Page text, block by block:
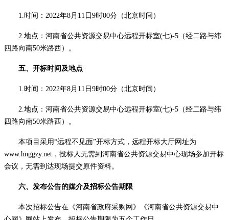
1.时间：2022年8月 11 日 9时00分（北京时间）
2.地点：河南省公共资源交易中心远程开标室(七)-5（经二路与纬
四路向南50米路西 ）。
五、开标时间及地点
1.时间：2022年8月 11 日 9时00分（北京时间）
2.地点：河南省公共资源交易中心远程开标室(七)-5（经二路与纬
四路向南50米路西 ）。
本项目采用“远程不见面”开标方式，远程开标大厅网址为
www.hnggzy.net ，投标人无需到河南省公共资源交易中心现场参加开标
会议，无需到达现场提交原件资料。
六、发布公告的媒介及招标公告期限
本次招标公告在《河南省政府采购网》《河南省公共资源交易中